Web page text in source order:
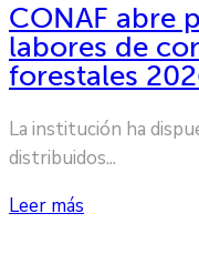
CONAF abre
labores de
forestales
La institución ha
distribuidos...
Leer más